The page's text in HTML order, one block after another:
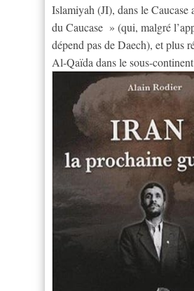
Islamiyah (JI), dans le Caucase
du Caucase » (qui, malgré
dépend pas de Daech), et plus
Al-Qaïda dans le sous-